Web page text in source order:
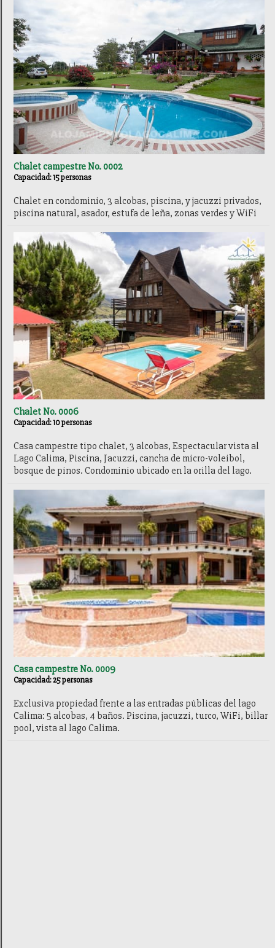
Chalet campestre No. 0002
Capacidad: 15 personas
Chalet en condominio, 3 alcobas, piscina, y jacuzzi privados,
piscina natural, asador, estufa de leña, zonas verdes y WiFi
Chalet No. 0006
Capacidad: 10 personas
Casa campestre tipo chalet, 3 alcobas, Espectacular vista al
Lago Calima, Piscina, Jacuzzi, cancha de micro-voleibol,
bosque de pinos. Condominio ubicado en la orilla del lago.
Casa campestre No. 0009
Capacidad: 25 personas
Exclusiva propiedad frente a las entradas públicas del lago
Calima: 5 alcobas, 4 baños. Piscina, jacuzzi, turco, WiFi, billar
pool, vista al lago Calima.